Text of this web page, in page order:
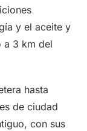
y el aceite y
a 3 km del
hasta
de ciudad
con sus